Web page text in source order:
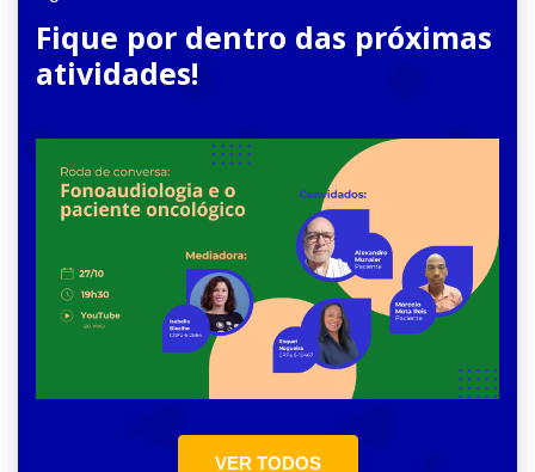
Fique por dentro das próximas
atividades!
VER TODOS